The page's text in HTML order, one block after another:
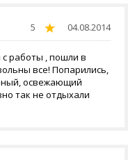
5 04.08.2014
работы , пошли в
все! Попарились,
освежающий
так не отдыхали